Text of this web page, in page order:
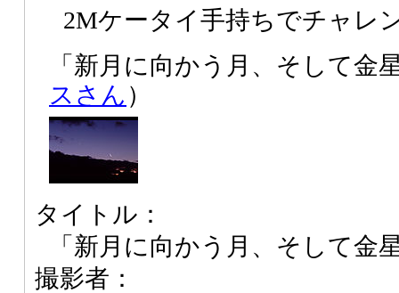
2Mケータイ手持ちでチャレ
「新月に向かう月、そして金
スさん ）
タイトル：
「新月に向かう月、そして金
撮影者：